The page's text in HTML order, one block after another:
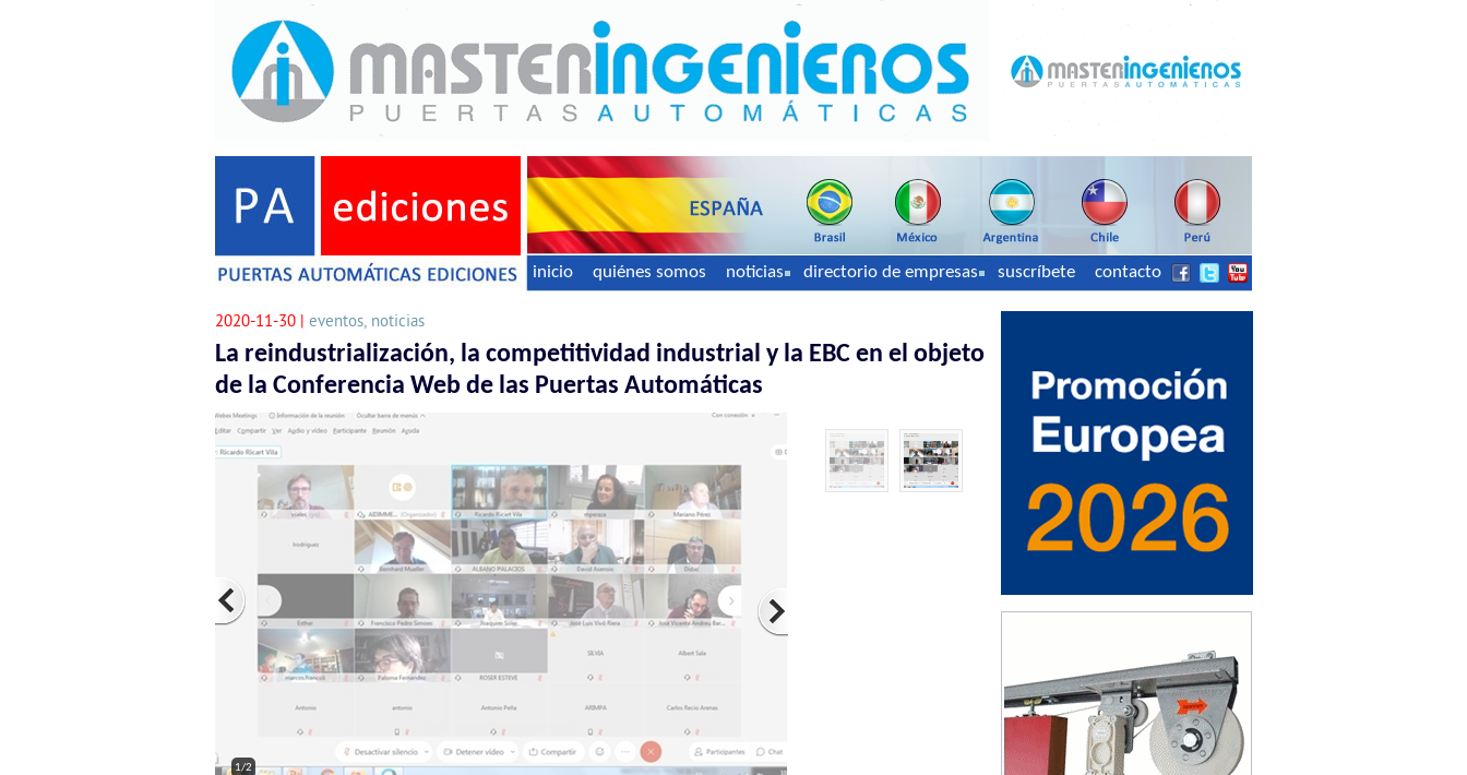
inicio quiénes somos noticias directorio de empresas suscríbete contacto
2020-11-30 | eventos, noticias
La reindustrialización, la competitividad industrial y la EBC en el objeto
de la Conferencia Web de las Puertas Automáticas
2/2